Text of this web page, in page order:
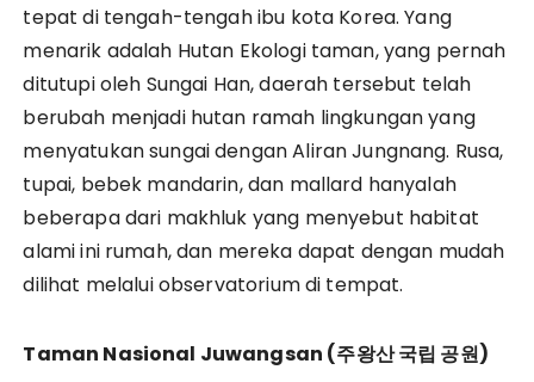
tepat di tengah-tengah ibu kota Korea. Yang
menarik adalah Hutan Ekologi taman, yang pernah
ditutupi oleh Sungai Han, daerah tersebut telah
berubah menjadi hutan ramah lingkungan yang
menyatukan sungai dengan Aliran Jungnang. Rusa,
tupai, bebek mandarin, dan mallard hanyalah
beberapa dari makhluk yang menyebut habitat
alami ini rumah, dan mereka dapat dengan mudah
dilihat melalui observatorium di tempat.
Taman Nasional Juwangsan (주왕산국립 공원)